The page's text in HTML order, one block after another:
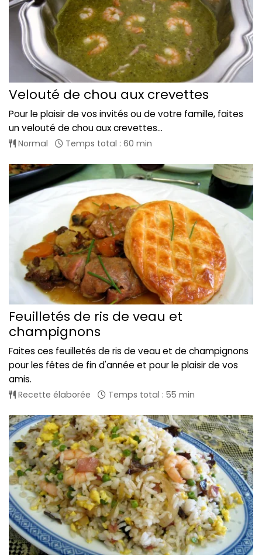
Velouté de chou aux crevettes
Pour le plaisir de vos invités ou de votre famille, faites
un velouté de chou aux crevettes...
Normal Temps total : 60 min
Feuilletés de ris de veau et
champignons
Faites ces feuilletés de ris de veau et de champignons
pour les fêtes de fin d'année et pour le plaisir de vos
amis.
Recette élaborée Temps total : 55 min